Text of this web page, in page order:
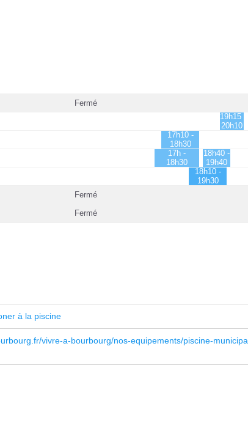
Fermé
19h15 -
20h10
17h10 -
18h30
17h -
18h30
18h40 -
19h40
18h10 -
19h30
Fermé
Fermé
à la piscine
vivre-a-bourbourg/nos-equipements/piscine-municipal